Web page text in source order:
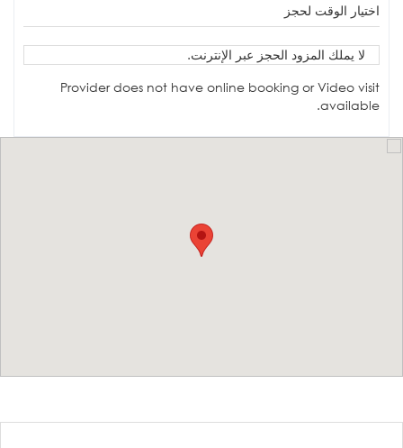
اختيار الوقت لحجز
لا يملك المزود الحجز عبر الإنترنت.
Provider does not have online booking or Video visit
available.